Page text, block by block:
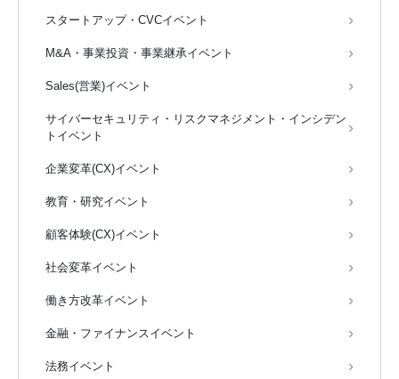
スタートアップ・CVCイベント
M&A・事業投資・事業継承イベント
Sales(営業)イベント
サイバーセキュリティ・リスクマネジメント・インシデン
トイベント
企業変革(CX)イベント
教育・研究イベント
顧客体験(CX)イベント
社会変革イベント
働き方改革イベント
金融・ファイナンスイベント
法務イベント